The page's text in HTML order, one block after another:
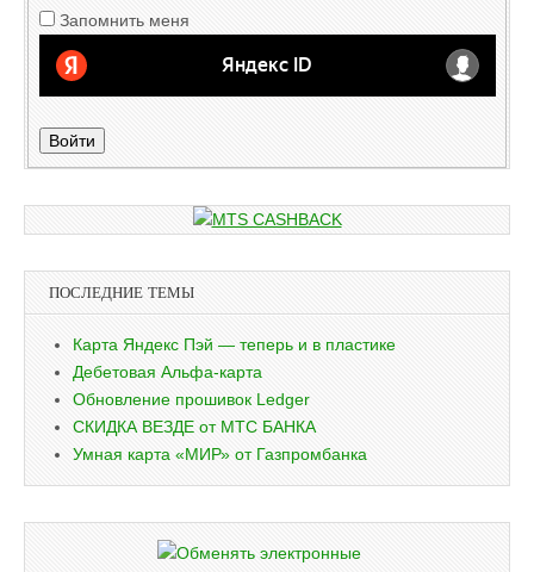
Запомнить меня
Войти
ПОСЛЕДНИЕ ТЕМЫ
Карта Яндекс Пэй — теперь и в пластике
Дебетовая Альфа-карта
Обновление прошивок Ledger
СКИДКА ВЕЗДЕ от МТС БАНКА
Умная карта «МИР» от Газпромбанка